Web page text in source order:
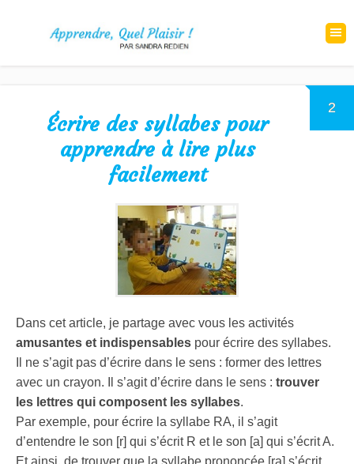
2
Écrire des syllabes pour
apprendre à lire plus
facilement
Dans cet article, je partage avec vous les activités
amusantes et indispensables pour écrire des syllabes.
Il ne s’agit pas d’écrire dans le sens : former des lettres
avec un crayon. Il s’agit d’écrire dans le sens : trouver
les lettres qui composent les syllabes.
Par exemple, pour écrire la syllabe RA, il s’agit
d’entendre le son [r] qui s’écrit R et le son [a] qui s’écrit A.
Et ainsi, de trouver que la syllabe prononcée [ra] s’écrit